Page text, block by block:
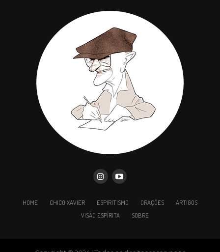
Oração à frente do desafio.
Serviço perante o mal.
Se a discórdia ameaça, façamos silêncio.
Se a tentação aparece, entenebrecendo a estrada,
recorramos à oração.
Se a ofensa nos injuria, refugiemo-nos no serviço.
até que se lhe extinga o núcleo de sombra.
antepomos a luz da oração.
HOME CHICO XAVIER ESPIRITISMO ORAÇÕES
ARTIGOS
VISÃO ESPÍRITA
SOBRE